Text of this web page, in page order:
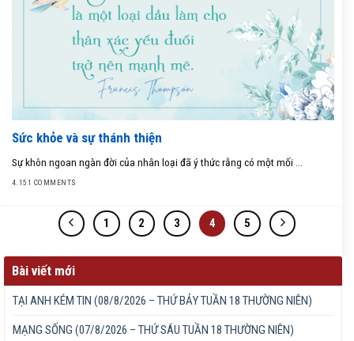
Sức khỏe và sự thánh thiện
Sự khôn ngoan ngàn đời của nhân loại đã ý thức rằng có một mối ...
4.151 COMMENTS
1 2 3 4 5
Bài viết mới
TẠI ANH KÉM TIN (08/8/2026 – THỨ BẢY TUẦN 18 THƯỜNG NIÊN)
MẠNG SỐNG (07/8/2026 – THỨ SÁU TUẦN 18 THƯỜNG NIÊN)